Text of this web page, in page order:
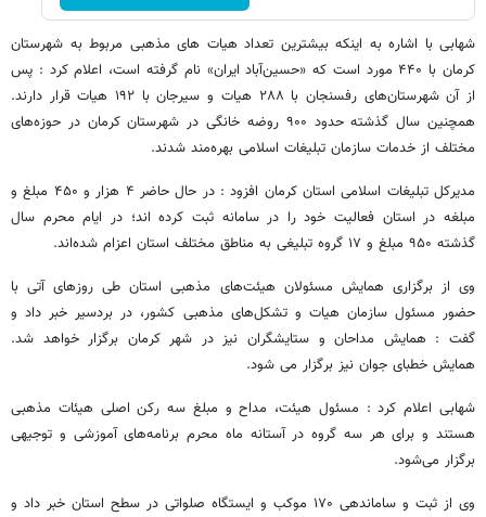
شهابی با اشاره به اینکه بیشترین تعداد هیات های مذهبی مربوط به شهرستان
کرمان با ۴۴۰ مورد است که «حسین‌آباد ایران» نام گرفته است، اعلام کرد : پس
از آن شهرستان‌های رفسنجان با ۲۸۸ هیات و سیرجان با ۱۹۲ هیات قرار دارند.
همچنین سال گذشته حدود ۹۰۰ روضه خانگی در شهرستان کرمان در حوزه‌های
مختلف از خدمات سازمان تبلیغات اسلامی بهره‌مند شدند.
مدیرکل تبلیغات اسلامی استان کرمان افزود : در حال حاضر ۴ هزار و ۴۵۰ مبلغ و
مبلغه در استان فعالیت خود را در سامانه ثبت کرده اند؛ در ایام محرم سال
گذشته ۹۵۰ مبلغ و ۱۷ گروه تبلیغی به مناطق مختلف استان اعزام شده‌اند.
وی از برگزاری همایش مسئولان هیئت‌های مذهبی استان طی روزهای آتی با
حضور مسئول سازمان هیات و تشکل‌های مذهبی کشور، در بردسیر خبر داد و
گفت : همایش مداحان و ستایشگران نیز در شهر کرمان برگزار خواهد شد.
همایش خطبای جوان نیز برگزار می شود.
شهابی اعلام کرد : مسئول هیئت، مداح و مبلغ سه رکن اصلی هیئات مذهبی
هستند و برای هر سه گروه در آستانه ماه محرم برنامه‌های آموزشی و توجیهی
برگزار می‌شود.
وی از ثبت و ساماندهی ۱۷۰ موکب و ایستگاه صلواتی در سطح استان خبر داد و